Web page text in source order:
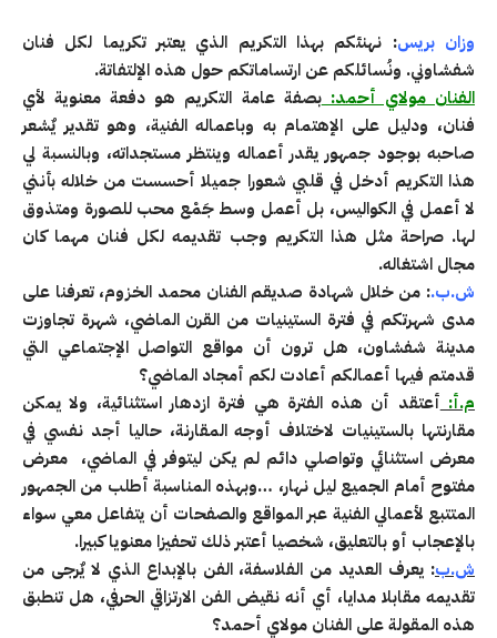
وزان بريس: نهنئكم بهذا التكريم الذي يعتبر تكريما لكل فنان
شفشاوني. ونُسائلكم عن ارتساماتكم حول هذه الإلتفاتة.
الفنان مولاي أحمد:بصفة عامة التكريم هو دفعة معنوية لأي
فنان، ودليل على الإهتمام به وباعماله الفنية، وهو تقدير يٌشعر
صاحبه بوجود جمهور يقدر أعماله وينتظر مستجداته، وبالنسبة لي
هذا التكريم أدخل في قلبي شعورا جميلا أحسست من خلاله بأنني
لا أعمل في الكواليس، بل أعمل وسط جَمْع محب للصورة ومتذوق
لها. صراحة مثل هذا التكريم وجب تقديمه لكل فنان مهما كان
مجال اشتغاله.
ش.ب.: من خلال شهادة صديقم الفنان محمد الخزوم، تعرفنا على
مدى شهرتكم في فترة الستينيات من القرن الماضي، شهرة تجاوزت
مدينة شفشاون، هل ترون أن مواقع التواصل الإجتماعي التي
قدمتم فيها أعمالكم أعادت لكم أمجاد الماضي؟
م.أ: أعتقد أن هذه الفترة هي فترة ازدهار استثنائية، ولا يمكن
مقارنتها بالستينيات لاختلاف أوجه المقارنة، حاليا أجد نفسي في
معرض استثنائي وتواصلي دائم لم يكن ليتوفر في الماضي، معرض
مفتوح أمام الجميع ليل نهار، …وبهذه المناسبة أطلب من الجمهور
المتتبع لأعمالي الفنية عبر المواقع والصفحات أن يتفاعل معي سواء
بالإعجاب أو بالتعليق، شخصيا أعتبر ذلك تحفيزا معنويا كبيرا.
ش.ب: يعرف العديد من الفلاسفة، الفن بالإبداع الذي لا يٌرجى من
تقديمه مقابلا مدايا، أي أنه نقيض الفن الارتزاقي الحرفي، هل تنطبق
هذه المقولة على الفنان مولاي أحمد؟